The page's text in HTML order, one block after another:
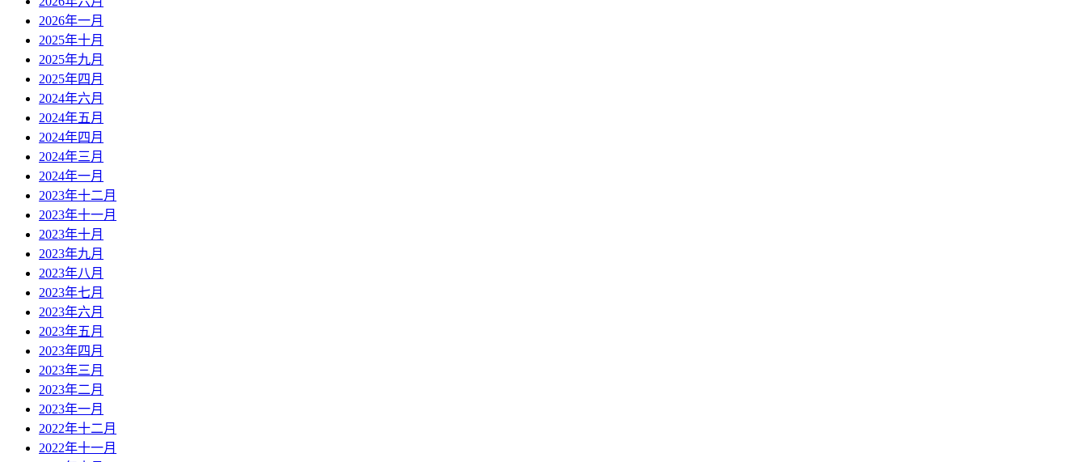
2026年一月
2025年十月
2025年九月
2025年四月
2024年六月
2024年五月
2024年四月
2024年三月
2024年一月
2023年十二月
2023年十一月
2023年十月
2023年九月
2023年八月
2023年七月
2023年六月
2023年五月
2023年四月
2023年三月
2023年二月
2023年一月
2022年十二月
2022年十一月